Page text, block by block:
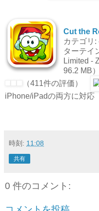
Cut the
カテゴリ
ターテイ
Limited -
96.2 MB
（411件の評価）
iPhone/iPadの両方に対応
時刻: 11:08
共有
0 件のコメント: